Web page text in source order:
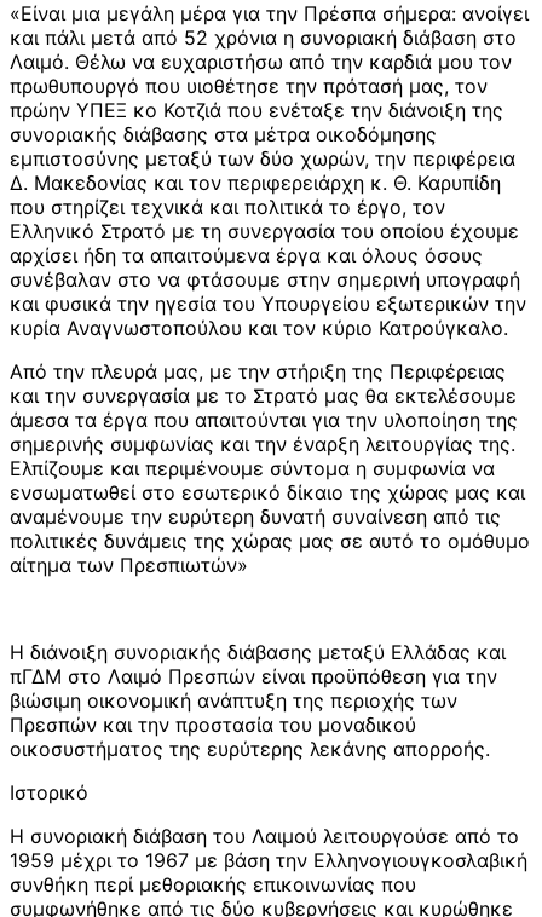
«Είναι μια μεγάλη μέρα για την Πρέσπα σήμερα: ανοίγει
και πάλι μετά από 52 χρόνια η συνοριακή διάβαση στο
Λαιμό. Θέλω να ευχαριστήσω από την καρδιά μου τον
πρωθυπουργό που υιοθέτησε την πρότασή μας, τον
πρώην ΥΠΕΞ κο Κοτζιά που ενέταξε την διάνοιξη της
συνοριακής διάβασης στα μέτρα οικοδόμησης
εμπιστοσύνης μεταξύ των δύο χωρών, την περιφέρεια
Δ. Μακεδονίας και τον περιφερειάρχη κ. Θ. Καρυπίδη
που στηρίζει τεχνικά και πολιτικά το έργο, τον
Ελληνικό Στρατό με τη συνεργασία του οποίου έχουμε
αρχίσει ήδη τα απαιτούμενα έργα και όλους όσους
συνέβαλαν στο να φτάσουμε στην σημερινή υπογραφή
και φυσικά την ηγεσία του Υπουργείου εξωτερικών την
κυρία Αναγνωστοπούλου και τον κύριο Κατρούγκαλο.
Από την πλευρά μας, με την στήριξη της Περιφέρειας
και την συνεργασία με το Στρατό μας θα εκτελέσουμε
άμεσα τα έργα που απαιτούνται για την υλοποίηση της
σημερινής συμφωνίας και την έναρξη λειτουργίας της.
Ελπίζουμε και περιμένουμε σύντομα η συμφωνία να
ενσωματωθεί στο εσωτερικό δίκαιο της χώρας μας και
αναμένουμε την ευρύτερη δυνατή συναίνεση από τις
πολιτικές δυνάμεις της χώρας μας σε αυτό το ομόθυμο
αίτημα των Πρεσπιωτών»
Η διάνοιξη συνοριακής διάβασης μεταξύ Ελλάδας και
πΓΔΜ στο Λαιμό Πρεσπών είναι προϋπόθεση για την
βιώσιμη οικονομική ανάπτυξη της περιοχής των
Πρεσπών και την προστασία του μοναδικού
οικοσυστήματος της ευρύτερης λεκάνης απορροής.
Ιστορικό
Η συνοριακή διάβαση του Λαιμού λειτουργούσε από το
1959 μέχρι το 1967 με βάση την Ελληνογιουγκοσλαβική
συνθήκη περί μεθοριακής επικοινωνίας που
συμφωνήθηκε από τις δύο κυβερνήσεις και κυρώθηκε